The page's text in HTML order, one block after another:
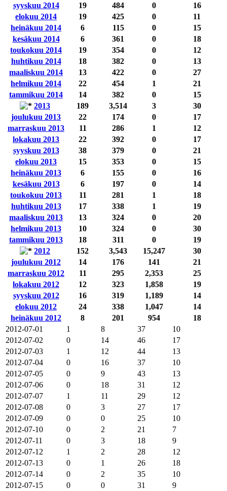
syyskuu 2014
19 484 0
16
elokuu 2014
19 425 0
11
heinäkuu 2014
6 115 0
15
kesäkuu 2014
6 361 0
18
toukokuu 2014
19 354 0
12
huhtikuu 2014
18 382 0
13
maaliskuu 2014
13 422 0
27
helmikuu 2014
22 454 1
21
tammikuu 2014
14 382 0
15
2013
189 3,514 3
30
joulukuu 2013
22 174 0
17
marraskuu 2013
11 286 1
12
lokakuu 2013
22 392 0
17
syyskuu 2013
38 379 0
21
elokuu 2013
15 353 0
15
heinäkuu 2013
6 155 0
16
kesäkuu 2013
6 197 0
14
toukokuu 2013
11 281 1
18
huhtikuu 2013
17 338 1
19
maaliskuu 2013
13 324 0
20
helmikuu 2013
10 324 0
30
tammikuu 2013
18 311 0
19
2012
152 3,543 15,247
30
joulukuu 2012
14 176 141
21
marraskuu 2012
11 295 2,353
25
lokakuu 2012
12 323 1,858
19
syyskuu 2012
16 319 1,189
14
elokuu 2012
24 338 1,047
14
heinäkuu 2012
8 201 954
18
2012-07-01
1 8 37
10
2012-07-02
0 14 46
17
2012-07-03
1 12 44
13
2012-07-04
0 16 37
10
2012-07-05
0 9 43
13
2012-07-06
0 18 31
12
2012-07-07
1 11 29
12
2012-07-08
0 3 27
17
2012-07-09
0 0 25
10
2012-07-10
0 2 21
7
2012-07-11
0 3 18
9
2012-07-12
1 2 28
12
2012-07-13
0 1 26
18
2012-07-14
0 2 35
10
2012-07-15
0 0 31
9